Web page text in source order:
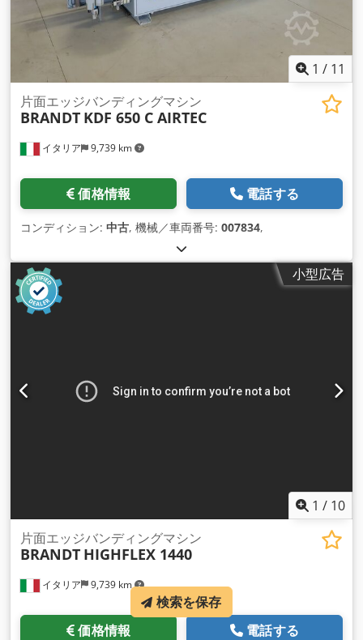
1 / 11
イタリア 9,739 km
片面エッジバンディングマシン
BRANDT KDF 650 C AIRTEC
価格情報 電話する
コンディション: 中古, 機械／車両番号: 007834,
小型広告
1 / 10
イタリア 9,739 km
片面エッジバンディングマシン
BRANDT HIGHFLEX 1440
価格情報 電話する
検索を保存